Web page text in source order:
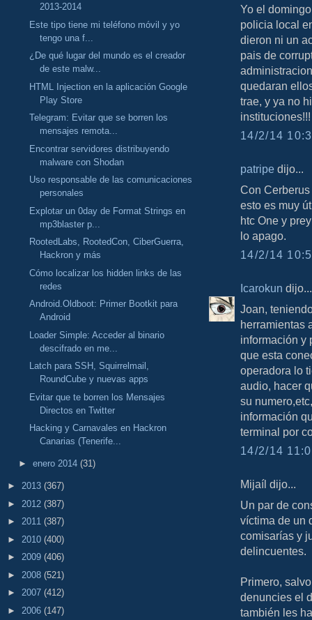
2013-2014
Este tipo tiene mi teléfono móvil y yo
tengo una f...
¿De qué lugar del mundo es el creador
de este malw...
HTML Injection en la aplicación Google
Play Store
Telegram: Evitar que se borren los
mensajes remota...
Encontrar servidores distribuyendo
malware con Shodan
Uso responsable de las comunicaciones
personales
Explotar un 0day de Format Strings en
mp3blaster p...
RootedLabs, RootedCon, CiberGuerra,
Hackron y más
Cómo localizar los hidden links de las
redes
Android.Oldboot: Primer Bootkit para
Android
Loader Simple: Acceder al binario
descifrado en me...
Latch para SSH, Squirrelmail,
RoundCube y nuevas apps
Evitar que te borren los Mensajes
Directos en Twitter
Hacking y Carnavales en Hackron
Canarias (Tenerife...
► enero 2014 (31)
► 2013 (367)
► 2012 (387)
► 2011 (387)
► 2010 (400)
► 2009 (406)
► 2008 (521)
► 2007 (412)
► 2006 (147)
Yo el
policia local
dieron ni un
pais de
quedaran
trae, y ya no
instituciones!!!
14/2/14
patripe dijo...
Con
esto es muy
htc One y
lo apago.
14/2/14
Icarokun dijo...
Joan,
herramientas
información y
que esta
operadora lo
audio, hacer
su
información
terminal por
14/2/14
Mijaíl dijo...
Un par de
víctima de un
comisarías y
delincuentes.
Primero,
denuncies el
también les